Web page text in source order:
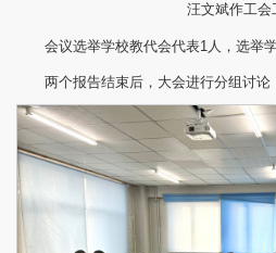
汪文斌作工会
会议选举学校教代会代表1人，选举
两个报告结束后，大会进行分组讨论